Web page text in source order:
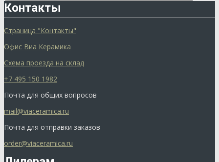
Контакты
Страница "Контакты"
Офис Виа Керамика
Схема проезда на склад
+7 495 150 1982
Почта для общих вопросов
mail@viaceramica.ru
Почта для отправки заказов
order@viaceramica.ru